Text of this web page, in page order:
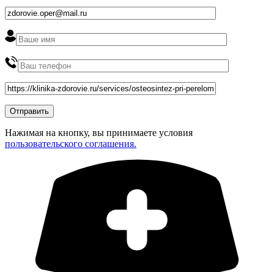
Нажимая на кнопку, вы принимаете условия
пользовательского соглашения.